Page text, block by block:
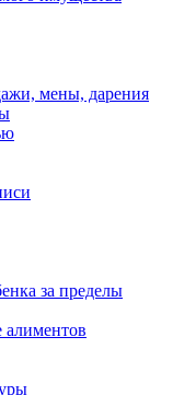
мены, дарения
за пределы
алиментов